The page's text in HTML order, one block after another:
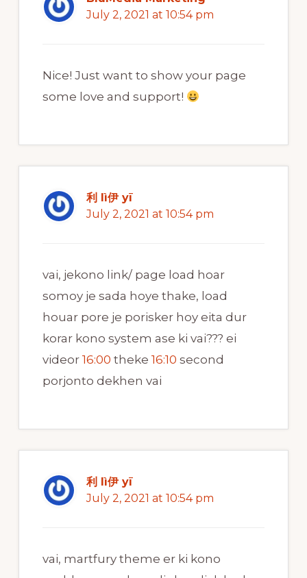
July 2, 2021 at 10:54 pm
Nice! Just want to show your page
some love and support!
利 lì伊 yī
July 2, 2021 at 10:54 pm
vai, jekono link/ page load hoar
somoy je sada hoye thake, load
houar pore je porisker hoy eita dur
korar kono system ase ki vai??? ei
videor 16:00 theke 16:10 second
porjonto dekhen vai
利 lì伊 yī
July 2, 2021 at 10:54 pm
vai, martfury theme er ki kono